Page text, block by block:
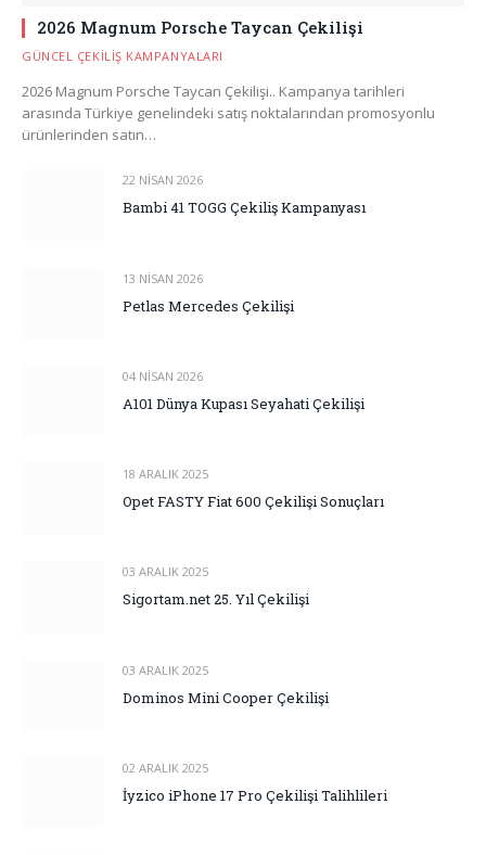
2026 Magnum Porsche Taycan Çekilişi
GÜNCEL ÇEKILIŞ KAMPANYALARI
2026 Magnum Porsche Taycan Çekilişi.. Kampanya tarihleri
arasında Türkiye genelindeki satış noktalarından promosyonlu
ürünlerinden satın…
22 NISAN 2026
Bambi 41 TOGG Çekiliş Kampanyası
13 NISAN 2026
Petlas Mercedes Çekilişi
04 NISAN 2026
A101 Dünya Kupası Seyahati Çekilişi
18 ARALIK 2025
Opet FASTY Fiat 600 Çekilişi Sonuçları
03 ARALIK 2025
Sigortam.net 25. Yıl Çekilişi
03 ARALIK 2025
Dominos Mini Cooper Çekilişi
02 ARALIK 2025
İyzico iPhone 17 Pro Çekilişi Talihlileri